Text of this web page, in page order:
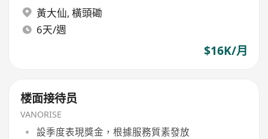
黃大仙, 橫頭磡
6天/週
$16K/月
楼面接待员
VANORISE
設季度表現獎金，根據服務質素發放